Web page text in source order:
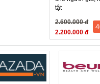
tật
2.600.000 đ
2.200.000 đ